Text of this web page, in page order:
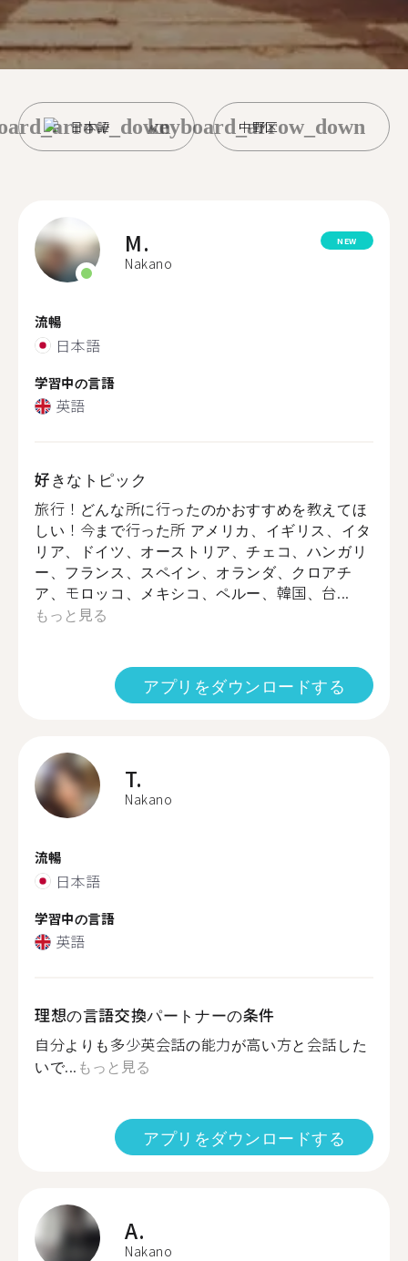
日本語 中野区
keyboard_arrow_down
M.
Nakano
NEW
流暢
日本語
学習中の言語
英語
好きなトピック
旅行！どんな所に行ったのかおすすめを教えてほ
しい！今まで行った所 アメリカ、イギリス、イタ
リア、ドイツ、オーストリア、チェコ、ハンガリ
ー、フランス、スペイン、オランダ、クロアチ
ア、モロッコ、メキシコ、ペルー、韓国、台...
もっと見る
アプリをダウンロードする
T.
Nakano
流暢
日本語
学習中の言語
英語
理想の言語交換パートナーの条件
自分よりも多少英会話の能力が高い方と会話した
いで... もっと見る
アプリをダウンロードする
A.
Nakano